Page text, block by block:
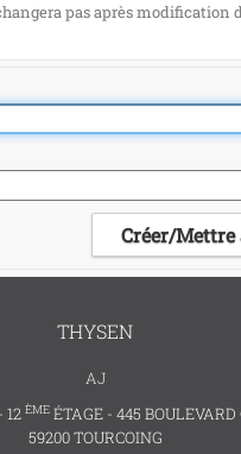
pas après modification
THYSEN
AJ
12 ÈMEÉTAGE - 445
59200 TOURCOING